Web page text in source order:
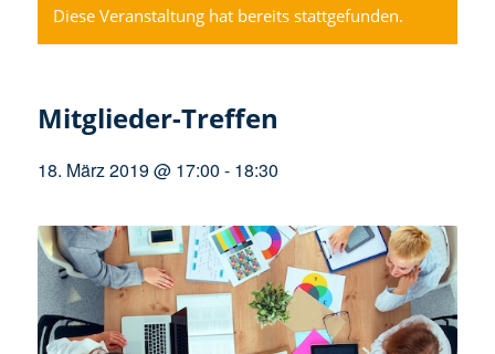
Diese Veranstaltung hat bereits stattgefunden.
Mitglieder-Treffen
18. März 2019 @ 17:00 - 18:30